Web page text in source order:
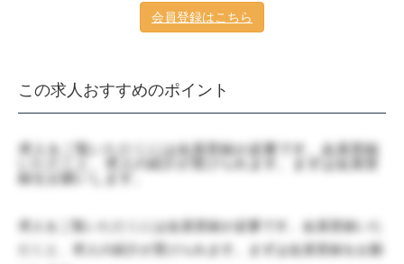
会員登録はこちら
この求人おすすめのポイント
求人をご覧いただくには会員登録が必要です。会員登録
録をお願いします。
求人をご覧いただくには会員登録が必要です。会員登録いた
だくと、求人の紹介が受けられます。まずは会員登録をお願